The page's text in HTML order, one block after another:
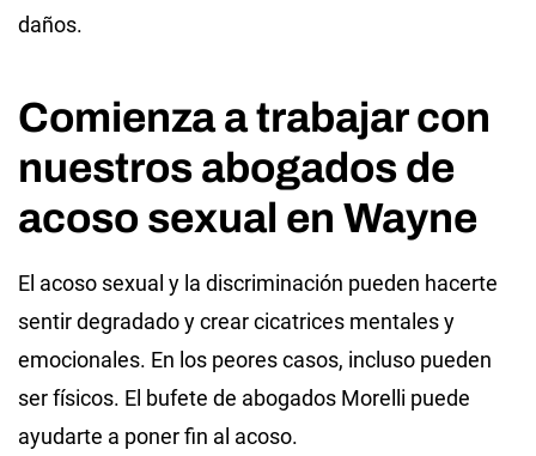
daños.
Comienza a trabajar con
nuestros abogados de
acoso sexual en Wayne
El acoso sexual y la discriminación pueden hacerte
sentir degradado y crear cicatrices mentales y
emocionales. En los peores casos, incluso pueden
ser físicos. El bufete de abogados Morelli puede
ayudarte a poner fin al acoso.